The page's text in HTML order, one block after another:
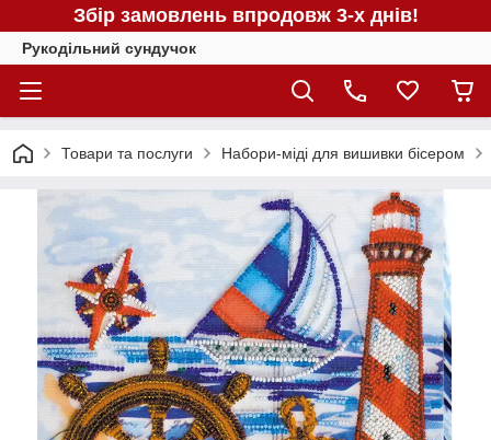
Збір замовлень впродовж 3-х днів!
Рукодільний сундучок
Товари та послуги Набори-міді для вишивки бісером